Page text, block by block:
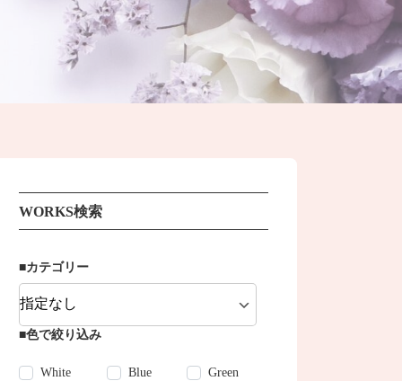
WORKS検索
■カテゴリー
■色で絞り込み
White Blue Green